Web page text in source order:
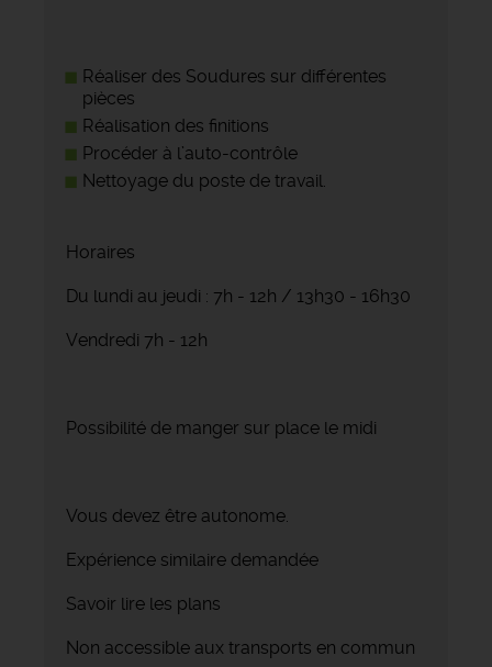
Réaliser des Soudures sur différentes
pièces
Réalisation des finitions
Procéder à l’auto-contrôle
Nettoyage du poste de travail.
Horaires
Du lundi au jeudi : 7h - 12h / 13h30 - 16h30
Vendredi 7h - 12h
Possibilité de manger sur place le midi
Vous devez être autonome.
Expérience similaire demandée
Savoir lire les plans
Non accessible aux transports en commun